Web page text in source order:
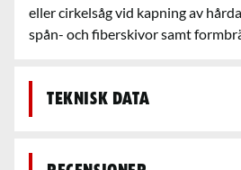
eller cirkelsåg vid kapning av
spån- och fiberskivor samt
Teknisk data